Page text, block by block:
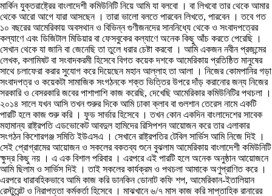
মার্কিন যুক্তরাষ্ট্রের বাংলাদেশী কমিউনিটি নিয়ে আমি যা বলবো । বা লিখবো তার থেকে আমার
থেকে আরো আগে যারা আসছেন । তারা ভালো বলতে পারবেন লিখতে, পারবেন । তবে গত
১০ বছরের আমেরিকায় অবসথান ও বিভিন্ন গুণীজনদের সাননিধ্যে থেকে ও সংবাদপত্রের
কল্যাণে এবং ডিজিটাল মিডিয়ার বা ফেসবুকের কল্যাণে অনেক কিছু আঁচ করতে পেরেছি ।
সেখান থেকে যা জানি বা জেনেছি তা তুলে ধরার চেষ্টা করবো । আমি একজন নবীন প্রজন্মের
লেখক, কলামিষট বা সংবাদকরমী হিসেবে বিগত কয়েক দশকে আমেরিকায় প্রতিষ্ঠিত মানুষের
সাথে চলাফেরা করার সুযোগ করে দিয়েছেন মহান আল্লাহ তা আলা । নিজের কোমপানির গড়া
সংবাদপত্র ও কয়েকটা সামাজিক সংগঠনকে শক্ত ভিত্তির উপরে দাঁড় করানোর জন্য নিজের
সরকারি ও বেসরকারি জবের পাশাপাশি কাজ করেছি, দেখেছি আমেরিকার কমিউনিটির পথচলা ।
২০১৪ সালে যখন আসি তখন শুরুর দিকে আমি ঢাকা ক্লাব বা গুলশান তেরেস নামে একটি
পারটি হলে কাজ শুরু করি । ফুড সার্ভার হিসেবে । তখন কোন একদিন বাংলাদেশের সাবেক
মহামান্য রাষ্ট্রপতি এডভোকেট আবদুল হামিদের রিসিপশন আয়োজন করে তার এলাকার
সংগঠন কিশোরগঞ্জ সমিতি ইউএসএ । সেখানে রাষ্ট্রপতির টেবিল সার্ভিস আমি নিজে দিই ।
সেই প্রোগ্রামের আয়োজন ও সকলের বকতব্য শুনে বুঝলাম আমেরিকায় বাংলাদেশী কমিউনিটি
ক্ষুদ্র কিছু নয় । এ এক বিশাল পরিবার । এরপরে এই পারটি হলে অনেক অনুষ্ঠান আয়োজনে
আমি ছিলাম ও সার্ভিস দিই । তাই সকলের কার্যক্রম ও পথচলা আমাকে অণুপ্রাণিত করে ।
এরপরে ধারাবহিকভাবে আমি কাজ করি ডানকিন ডোনাট কফি শপ, আমেরিকান-ইতালিয়ান
রেস্টুরেন্ট ও নিরাপত্তা কর্মকর্তা হিসেবে । মাঝখানে ৬/৭ মাস কাজ করি সাপ্তাহিক রানারের